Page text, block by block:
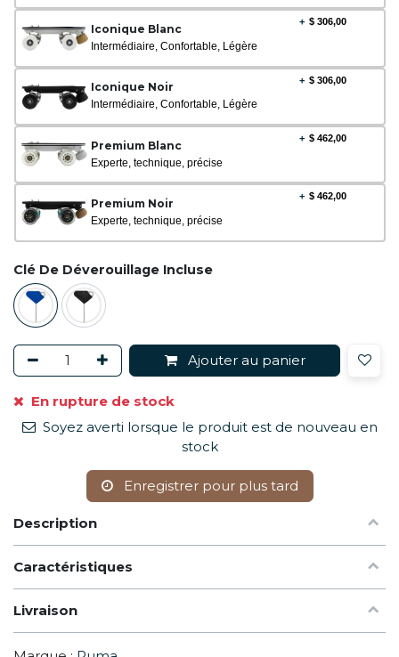
Iconique Blanc
Intermédiaire, Confortable, Légère
+ $ 306,00
Iconique Noir
Intermédiaire, Confortable, Légère
+ $ 306,00
Premium Blanc
Experte, technique, précise
+ $ 462,00
Premium Noir
Experte, technique, précise
+ $ 462,00
Clé De Déverouillage Incluse
Ajouter au panier
En rupture de stock
Soyez averti lorsque le produit est de nouveau en
stock
Enregistrer pour plus tard
Description
Caractéristiques
Livraison